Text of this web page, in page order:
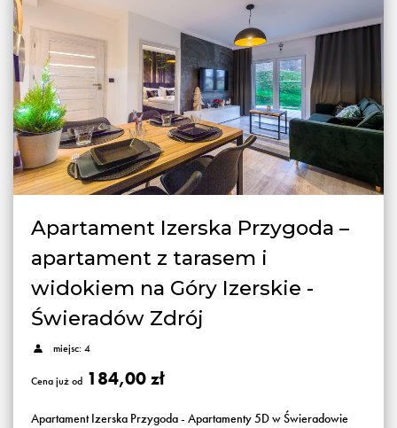
Apartament Izerska Przygoda –
apartament z tarasem i
widokiem na Góry Izerskie -
Świeradów Zdrój
miejsc: 4
Cena już od 184,00 zł
Apartament Izerska Przygoda - Apartamenty 5D w Świeradowie